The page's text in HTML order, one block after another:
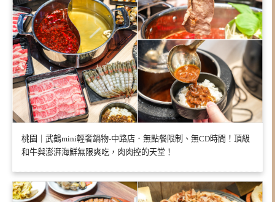
桃園｜武鶴mini輕奢鍋物-中路店．無點餐限制、無CD時間！頂級
和牛與澎湃海鮮無限爽吃，肉肉控的天堂！